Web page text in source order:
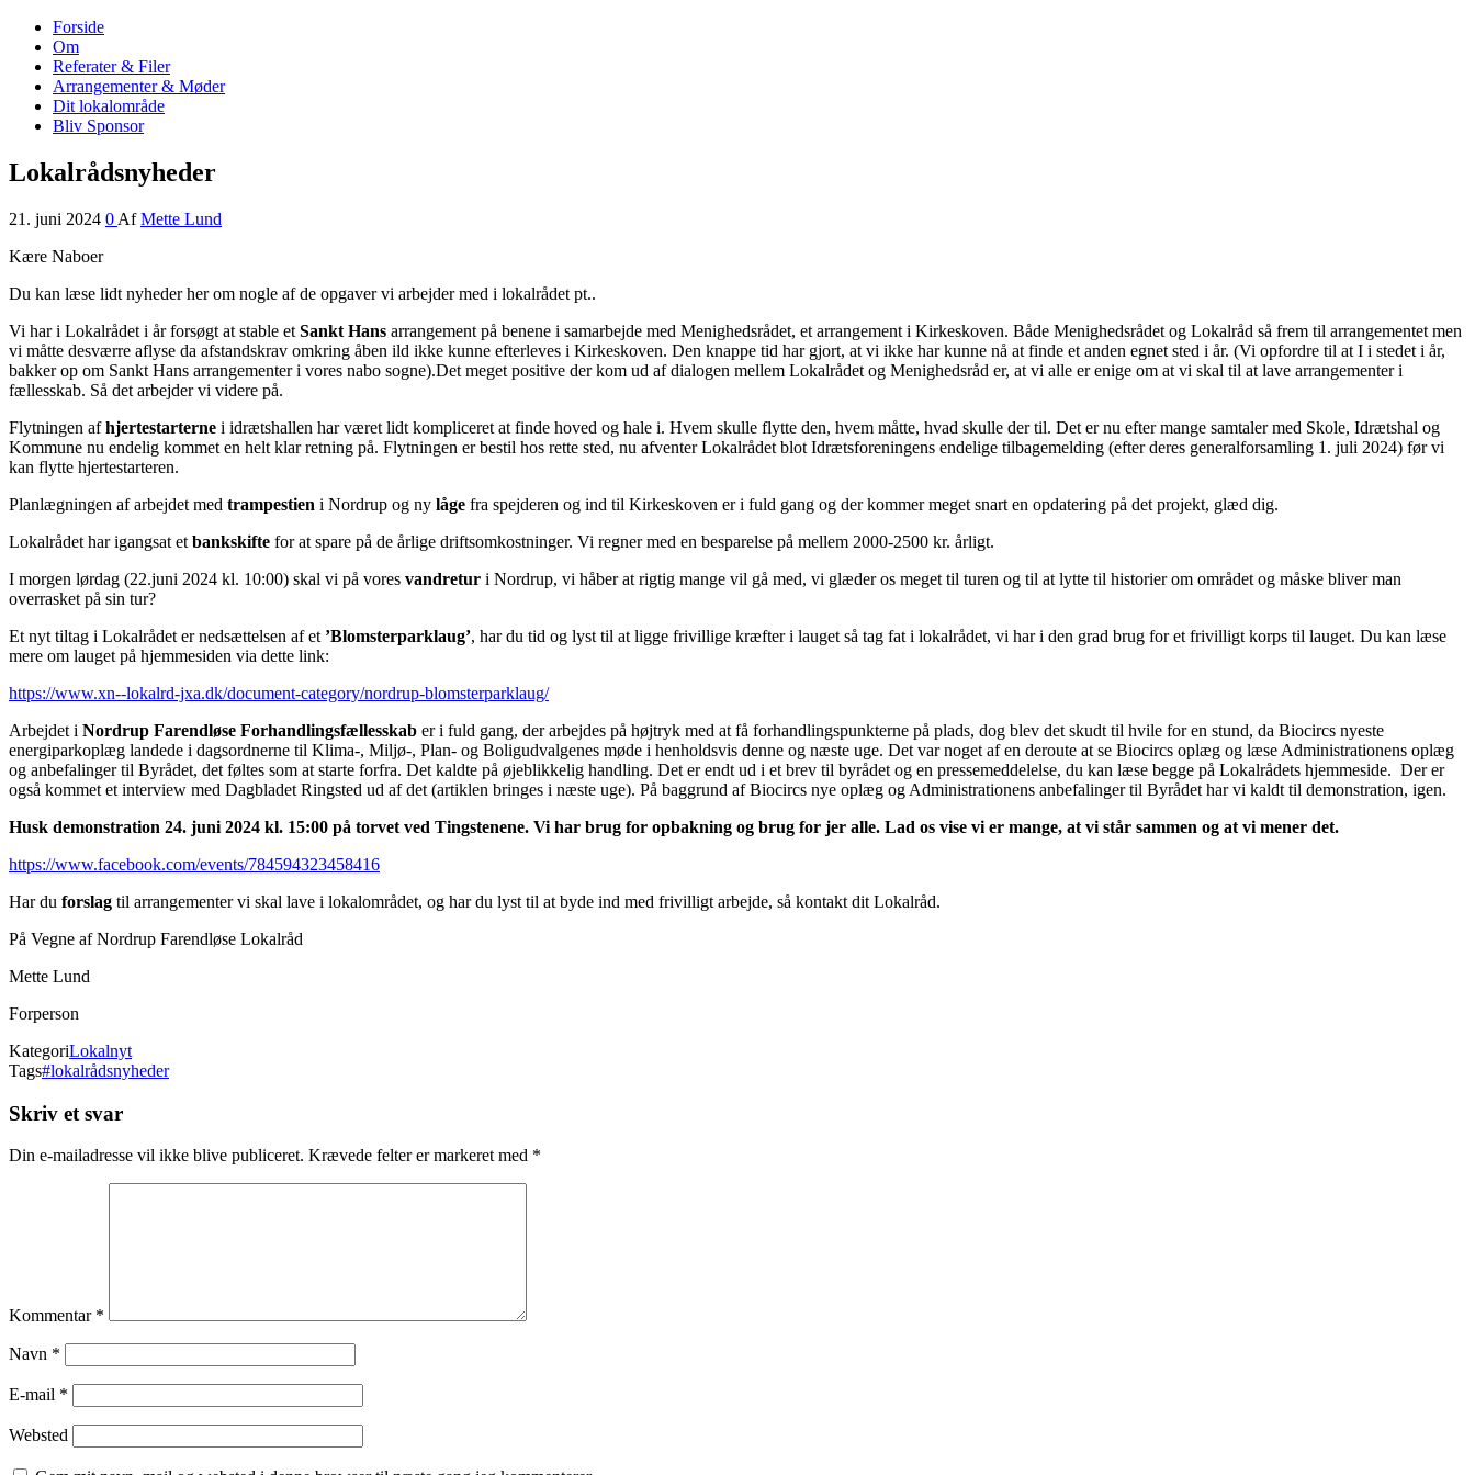
Nordrup Farendløse Lokalråd
Midt i naturen tæt på alt!
Forside
Om
Referater & Filer
Arrangementer & Møder
Dit lokalområde
Bliv Sponsor
Lokalrådsnyheder
21. juni 2024 0 Af Mette Lund
Kære Naboer
Du kan læse lidt nyheder her om nogle af de opgaver vi arbejder med i lokalrådet pt..
Vi har i Lokalrådet i år forsøgt at stable et Sankt Hans arrangement på benene i samarbejde med Menighedsrådet, et arrangement i Kirkeskoven. Både Menighedsrådet og Lokalråd så frem til arrangementet men
vi måtte desværre aflyse da afstandskrav omkring åben ild ikke kunne efterleves i Kirkeskoven. Den knappe tid har gjort, at vi ikke har kunne nå at finde et anden egnet sted i år. (Vi opfordre til at I i stedet i år,
bakker op om Sankt Hans arrangementer i vores nabo sogne).Det meget positive der kom ud af dialogen mellem Lokalrådet og Menighedsråd er, at vi alle er enige om at vi skal til at lave arrangementer i
fællesskab. Så det arbejder vi videre på.
Flytningen afhjertestarterne i idrætshallen har været lidt kompliceret at finde hoved og hale i. Hvem skulle flytte den, hvem måtte, hvad skulle der til. Det er nu efter mange samtaler med Skole, Idrætshal og
Kommune nu endelig kommet en helt klar retning på. Flytningen er bestil hos rette sted, nu afventer Lokalrådet blot Idrætsforeningens endelige tilbagemelding (efter deres generalforsamling 1. juli 2024) før vi
kan flytte hjertestarteren.
Planlægningen af arbejdet med trampestien i Nordrup og ny låge fra spejderen og ind til Kirkeskoven er i fuld gang og der kommer meget snart en opdatering på det projekt, glæd dig.
Lokalrådet har igangsat et bankskifte for at spare på de årlige driftsomkostninger. Vi regner med en besparelse på mellem 2000-2500 kr. årligt.
I morgen lørdag (22.juni 2024 kl. 10:00) skal vi på vores vandretur i Nordrup, vi håber at rigtig mange vil gå med, vi glæder os meget til turen og til at lytte til historier om området og måske bliver man
overrasket på sin tur?
Et nyt tiltag i Lokalrådet er nedsættelsen af et ’Blomsterparklaug’, har du tid og lyst til at ligge frivillige kræfter i lauget så tag fat i lokalrådet, vi har i den grad brug for et frivilligt korps til lauget. Du kan læse
mere om lauget på hjemmesiden via dette link:
https://www.xn--lokalrd-jxa.dk/document-category/nordrup-blomsterparklaug/
Arbejdet i Nordrup Farendløse Forhandlingsfællesskab er i fuld gang, der arbejdes på højtryk med at få forhandlingspunkterne på plads, dog blev det skudt til hvile for en stund, da Biocircs nyeste
energiparkoplæg landede i dagsordnerne til Klima-, Miljø-, Plan- og Boligudvalgenes møde i henholdsvis denne og næste uge. Det var noget af en deroute at se Biocircs oplæg og læse Administrationens oplæg
og anbefalinger til Byrådet, det føltes som at starte forfra. Det kaldte på øjeblikkelig handling. Det er endt ud i et brev til byrådet og en pressemeddelelse, du kan læse begge på Lokalrådets hjemmeside. Der er
også kommet et interview med Dagbladet Ringsted ud af det (artiklen bringes i næste uge). På baggrund af Biocircs nye oplæg og Administrationens anbefalinger til Byrådet har vi kaldt til demonstration, igen.
Husk demonstration 24. juni 2024 kl. 15:00 på torvet ved Tingstenene. Vi har brug for opbakning og brug for jer alle. Lad os vise vi er mange, at vi står sammen og at vi mener det.
https://www.facebook.com/events/784594323458416
Har du forslag til arrangementer vi skal lave i lokalområdet, og har du lyst til at byde ind med frivilligt arbejde, så kontakt dit Lokalråd.
På Vegne af Nordrup Farendløse Lokalråd
Mette Lund
Forperson
KategoriLokalnyt
Tags#lokalrådsnyheder
Skriv et svar
Din e-mailadresse vil ikke blive publiceret. Krævede felter er markeret med *
Kommentar *
Navn *
E-mail *
Websted